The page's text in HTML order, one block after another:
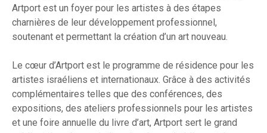
Artport est un foyer pour les artistes à des étapes
charnières de leur développement professionnel,
soutenant et permettant la création d’un art nouveau.
Le cœur d’Artport est le programme de résidence pour les
artistes israéliens et internationaux. Grâce à des activités
complémentaires telles que des conférences, des
expositions, des ateliers professionnels pour les artistes
et une foire annuelle du livre d’art, Artport sert le grand